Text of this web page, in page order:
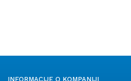
INFORMACIJE O KOMPANIJI